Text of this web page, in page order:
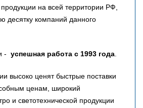
продукции на всей территории РФ,
десятку компаний данного
- успешная работа с 1993 года.
высоко ценят быстрые поставки
ценам, широкий
и светотехнической продукции